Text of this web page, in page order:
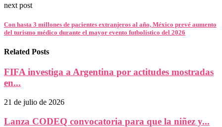
next post
Con hasta 3 millones de pacientes extranjeros al año, México prevé aumento
del turismo médico durante el mayor evento futbolístico del 2026
Related Posts
FIFA investiga a Argentina por actitudes mostradas
en...
21 de julio de 2026
Lanza CODEQ convocatoria para que la niñez y...